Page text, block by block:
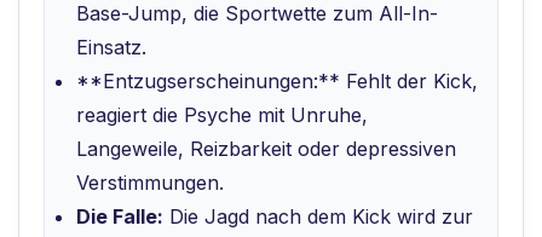
Base-Jump, die Sportwette zum All-In-
Einsatz.
**Entzugserscheinungen:** Fehlt der Kick,
reagiert die Psyche mit Unruhe,
Langeweile, Reizbarkeit oder depressiven
Verstimmungen.
Die Falle: Die Jagd nach dem Kick wird zur